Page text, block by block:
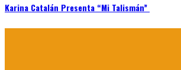
Karina Catalán Presenta “Mi Talismán”